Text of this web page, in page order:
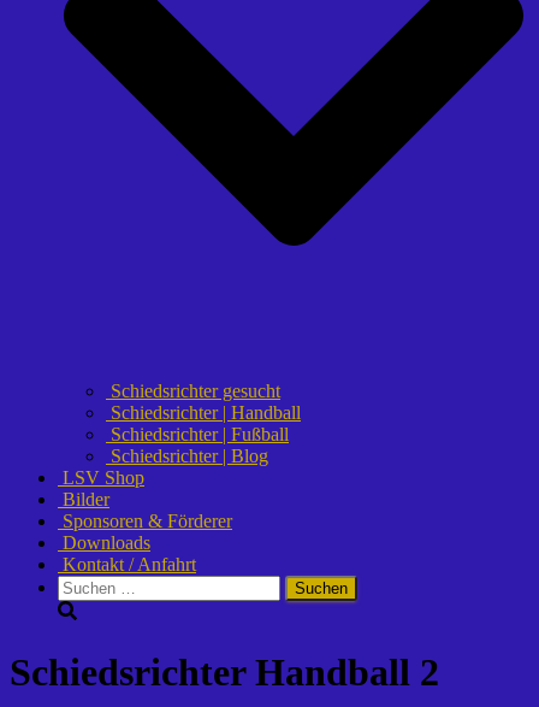
Schiedsrichter gesucht
Schiedsrichter | Handball
Schiedsrichter | Fußball
Schiedsrichter | Blog
LSV Shop
Bilder
Sponsoren & Förderer
Downloads
Kontakt / Anfahrt
Suchen
nach:
Schiedsrichter Handball 2